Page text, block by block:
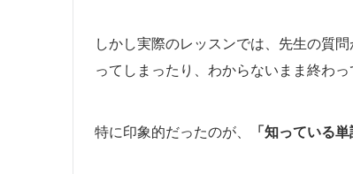
しかし実際のレッスンでは、先生の質
ってしまったり、わからないまま終わ
特に印象的だったのが、 「知っている